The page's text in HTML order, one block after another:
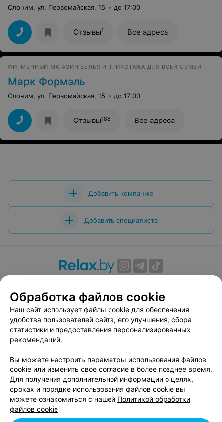
Слоним, ул. Первомайская, 15 до 17:00
Отзывы1 Все адреса
ФИРМЕННЫЙ МАГАЗИН БЕЛЬЯ И ТРИКОТАЖА ДЛЯ ВСЕЙ СЕМЬИ
Марк Формэль
Слоним, ул. Первомайская, 15 до 17:00
Отзывы188 Все адреса
Добавить компанию
Добавить специалиста
Вакансии
Публичный договор
Способы оплаты
Публичный договор по использованию сервиса
«Афиша»
Пользовательское соглашение
Связаться по вопросам сотрудничества
Написать руководителю relax.by
Персональные настройки cookie
Обработка персональных данных
Обработка файлов cookie
Наш сайт использует файлы cookie для обеспечения
удобства пользователей сайта, его улучшения, сбора
статистики и предоставления персонализированных
рекомендаций.
Вы можете настроить параметры использования файлов
cookie или изменить свое согласие в более позднее время.
Для получения дополнительной информации о целях,
сроках и порядке использования файлов cookie вы
можете ознакомиться с нашей Политикой обработки
файлов cookie